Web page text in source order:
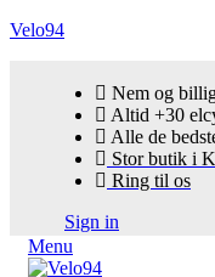
Velo94
Nem og
Altid +30
Alle de
Stor butik i
Ring til os
Sign in
Menu